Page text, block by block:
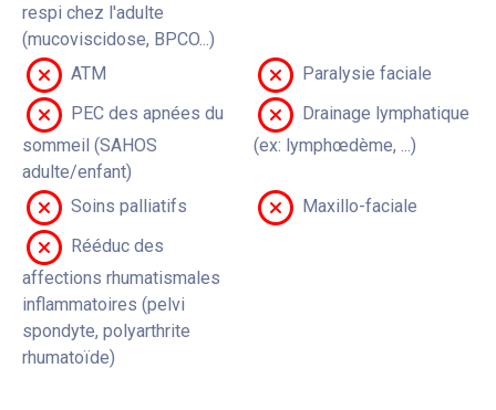
respi chez l'adulte
(mucoviscidose, BPCO...)
ATM
Paralysie faciale
PEC des apnées du
sommeil (SAHOS
adulte/enfant)
Drainage lymphatique
(ex: lymphœdème, ...)
Soins palliatifs
Maxillo-faciale
Rééduc des
affections rhumatismales
inflammatoires (pelvi
spondyte, polyarthrite
rhumatoïde)